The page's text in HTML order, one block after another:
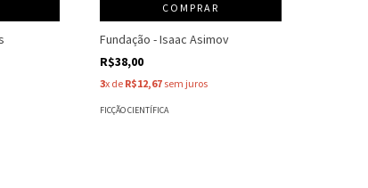
COMPRAR
Fundação - Isaac Asimov
R$38,00
3x de R$12,67 sem juros
FICÇÃO CIENTÍFICA